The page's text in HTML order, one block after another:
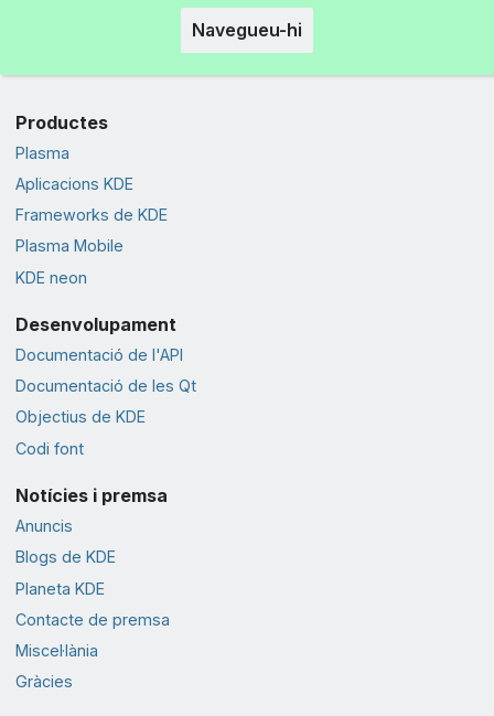
Navegueu-hi
Productes
Plasma
Aplicacions KDE
Frameworks de KDE
Plasma Mobile
KDE neon
Desenvolupament
Documentació de l'API
Documentació de les Qt
Objectius de KDE
Codi font
Notícies i premsa
Anuncis
Blogs de KDE
Planeta KDE
Contacte de premsa
Miscel·lània
Gràcies